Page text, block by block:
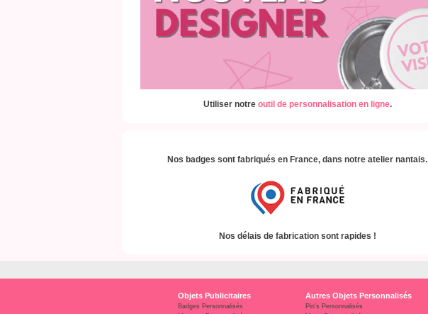
Utiliser notre outil de personnalisation en ligne.
Nos badges sont fabriqués en France, dans notre atelier nantais.
Nos délais de fabrication sont rapides !
Objets Publicitaires
Badges Personnalisés
Autres Objets Personnalisés
Pin's Personnalisés